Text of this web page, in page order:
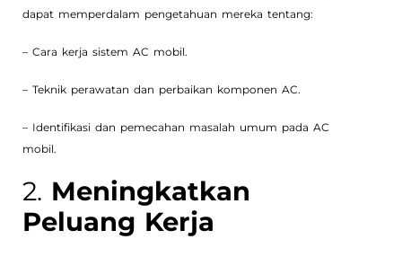
dapat memperdalam pengetahuan mereka tentang:
– Cara kerja sistem AC mobil.
– Teknik perawatan dan perbaikan komponen AC.
– Identifikasi dan pemecahan masalah umum pada AC
mobil.
2. Meningkatkan
Peluang Kerja